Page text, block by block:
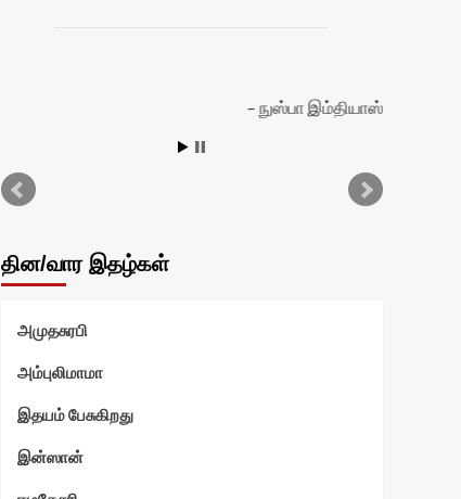
நுஸ்பா இம்தியாஸ்
தின/வார இதழ்கள்
அமுதசுரபி
அம்புலிமாமா
இதயம் பேசுகிறது
இன்ஸான்